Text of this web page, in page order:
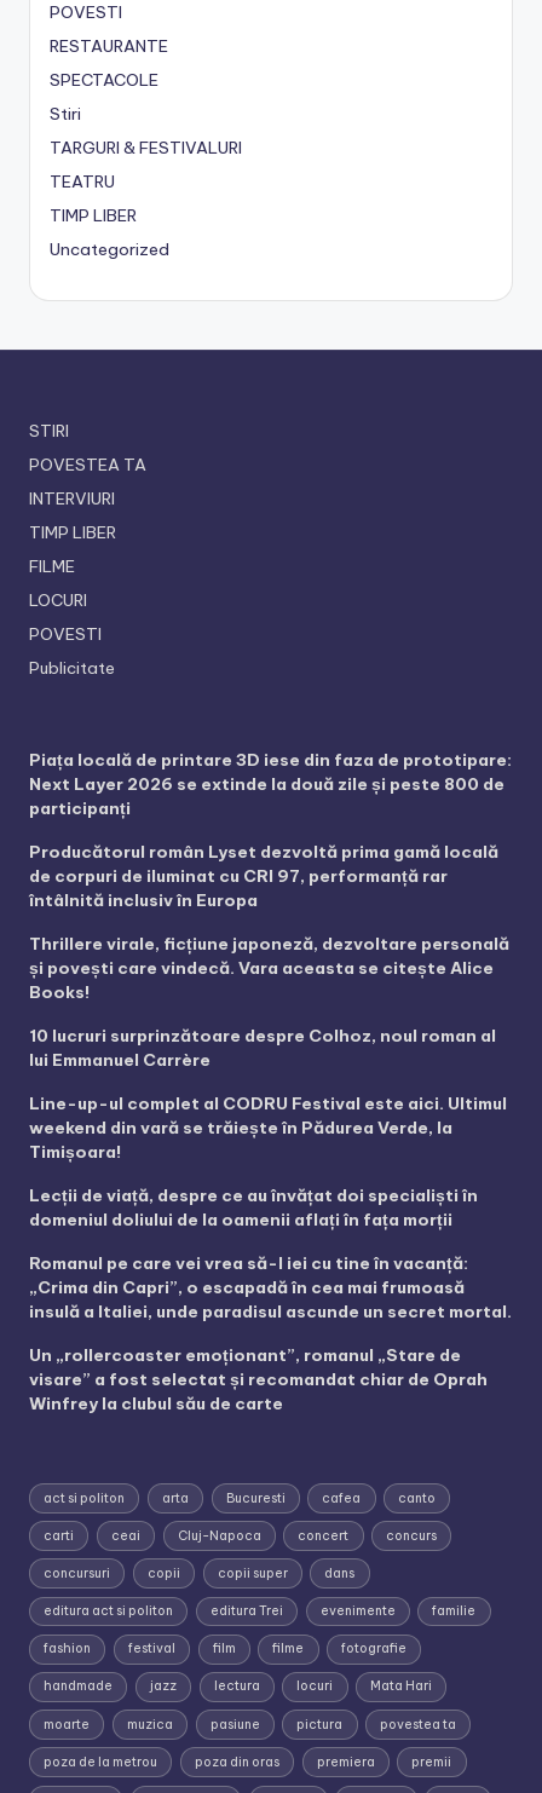
POVESTI
RESTAURANTE
SPECTACOLE
Stiri
TARGURI & FESTIVALURI
TEATRU
TIMP LIBER
Uncategorized
STIRI
POVESTEA TA
INTERVIURI
TIMP LIBER
FILME
LOCURI
POVESTI
Publicitate
Piața locală de printare 3D iese din faza de prototipare:
Next Layer 2026 se extinde la două zile și peste 800 de
participanți
Producătorul român Lyset dezvoltă prima gamă locală
de corpuri de iluminat cu CRI 97, performanță rar
întâlnită inclusiv în Europa
Thrillere virale, ficțiune japoneză, dezvoltare personală
și povești care vindecă. Vara aceasta se citește Alice
Books!
10 lucruri surprinzătoare despre Colhoz, noul roman al
lui Emmanuel Carrère
Line-up-ul complet al CODRU Festival este aici. Ultimul
weekend din vară se trăiește în Pădurea Verde, la
Timișoara!
Lecții de viață, despre ce au învățat doi specialiști în
domeniul doliului de la oamenii aflați în fața morții
Romanul pe care vei vrea să-l iei cu tine în vacanță:
„Crima din Capri”, o escapadă în cea mai frumoasă
insulă a Italiei, unde paradisul ascunde un secret mortal.
Un „rollercoaster emoționant”, romanul „Stare de
visare” a fost selectat și recomandat chiar de Oprah
Winfrey la clubul său de carte
act si politon arta Bucuresti cafea canto
carti ceai Cluj-Napoca concert concurs
concursuri copii copii super dans
editura act si politon editura Trei evenimente familie
fashion festival film filme fotografie
handmade jazz lectura locuri Mata Hari
moarte muzica pasiune pictura povestea ta
poza de la metrou poza din oras premiera premii